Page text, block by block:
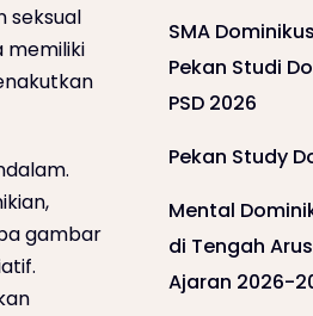
seksual
memiliki
gambar
SMA
Pekan Studi
PSD 2026
Pekan Study
Mental
di Tengah
Ajaran 2026-